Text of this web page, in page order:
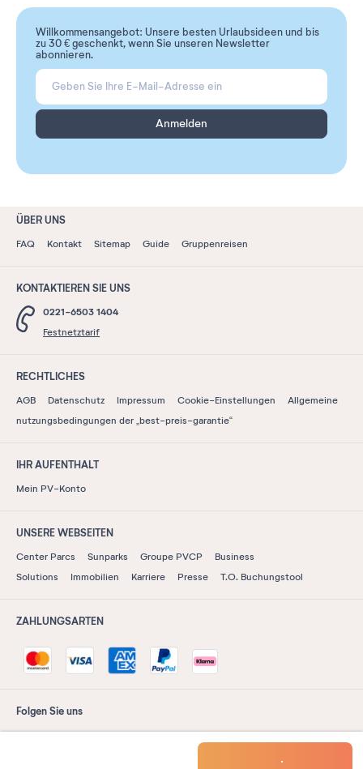
Willkommensangebot: Unsere besten Urlaubsideen und bis
zu 30 € geschenkt, wenn Sie unseren Newsletter
abonnieren.
Anmelden
ÜBER UNS
FAQ Kontakt Sitemap Guide Gruppenreisen
KONTAKTIEREN SIE UNS
0221-6503 1404
Festnetztarif
RECHTLICHES
AGB Datenschutz Impressum Cookie-Einstellungen
Allgemeine
nutzungsbedingungen der „best-preis-garantie“
IHR AUFENTHALT
Mein PV-Konto
UNSERE WEBSEITEN
Center Parcs Sunparks Groupe PVCP
Business
Solutions
Immobilien Karriere Presse T.O. Buchungstool
ZAHLUNGSARTEN
Folgen Sie uns